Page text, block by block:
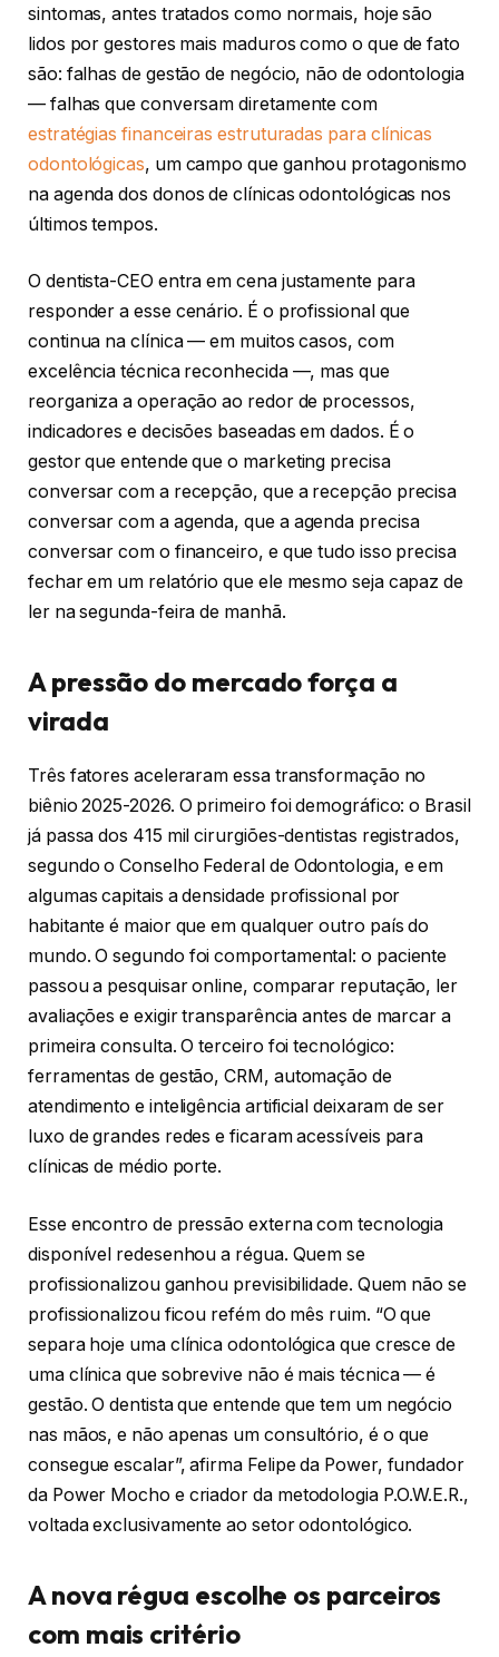
sintomas, antes tratados como normais, hoje são
lidos por gestores mais maduros como o que de fato
são: falhas de gestão de negócio, não de odontologia
— falhas que conversam diretamente com
estratégias financeiras estruturadas para clínicas
odontológicas, um campo que ganhou protagonismo
na agenda dos donos de clínicas odontológicas nos
últimos tempos.
O dentista-CEO entra em cena justamente para
responder a esse cenário. É o profissional que
continua na clínica — em muitos casos, com
excelência técnica reconhecida —, mas que
reorganiza a operação ao redor de processos,
indicadores e decisões baseadas em dados. É o
gestor que entende que o marketing precisa
conversar com a recepção, que a recepção precisa
conversar com a agenda, que a agenda precisa
conversar com o financeiro, e que tudo isso precisa
fechar em um relatório que ele mesmo seja capaz de
ler na segunda-feira de manhã.
A pressão do mercado força a
virada
Três fatores aceleraram essa transformação no
biênio 2025-2026. O primeiro foi demográfico: o Brasil
já passa dos 415 mil cirurgiões-dentistas registrados,
segundo o Conselho Federal de Odontologia, e em
algumas capitais a densidade profissional por
habitante é maior que em qualquer outro país do
mundo. O segundo foi comportamental: o paciente
passou a pesquisar online, comparar reputação, ler
avaliações e exigir transparência antes de marcar a
primeira consulta. O terceiro foi tecnológico:
ferramentas de gestão, CRM, automação de
atendimento e inteligência artificial deixaram de ser
luxo de grandes redes e ficaram acessíveis para
clínicas de médio porte.
Esse encontro de pressão externa com tecnologia
disponível redesenhou a régua. Quem se
profissionalizou ganhou previsibilidade. Quem não se
profissionalizou ficou refém do mês ruim. “O que
separa hoje uma clínica odontológica que cresce de
uma clínica que sobrevive não é mais técnica — é
gestão. O dentista que entende que tem um negócio
nas mãos, e não apenas um consultório, é o que
consegue escalar”, afirma Felipe da Power, fundador
da Power Mocho e criador da metodologia P.O.W.E.R.,
voltada exclusivamente ao setor odontológico.
A nova régua escolhe os parceiros
com mais critério